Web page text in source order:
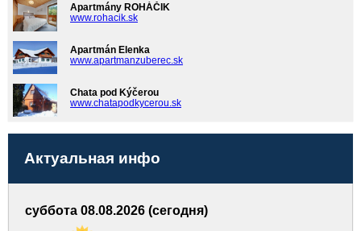
Apartmány ROHÁČIK
www.rohacik.sk
Apartmán Elenka
www.apartmanzuberec.sk
Chata pod Kýčerou
www.chatapodkycerou.sk
Актуальная инфо
суббота 08.08.2026 (сегодня)